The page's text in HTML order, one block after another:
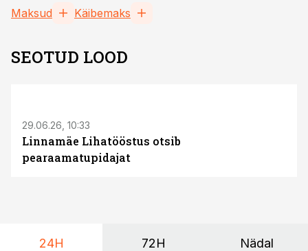
Maksud Käibemaks
SEOTUD LOOD
29.06.26, 10:33
Linnamäe Lihatööstus otsib
pearaamatupidajat
24H 72H Nädal